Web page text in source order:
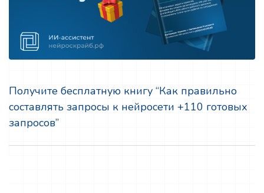
Получите бесплатную книгу “Как правильно
составлять запросы к нейросети +110 готовых
запросов”